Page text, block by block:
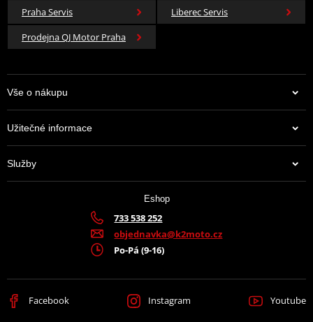
Praha Servis
Liberec Servis
Prodejna QJ Motor Praha
Vše o nákupu
Užitečné informace
Služby
Eshop
733 538 252
objednavka@k2moto.cz
Po-Pá (9-16)
Facebook Instagram Youtube